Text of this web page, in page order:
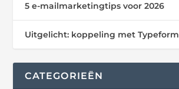
5 e-mailmarketingtips voor 2026
Uitgelicht: koppeling met Typeform
CATEGORIEËN